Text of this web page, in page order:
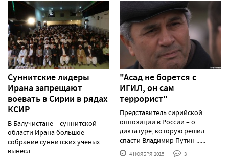
Cуннитские лидеры
Ирана запрещают
воевать в Сирии в рядах
КСИР
В Балучистане – суннитской
области Ирана большое
собрание суннитских учёных
вынесл......
"Асад не борется с
ИГИЛ, он сам
террорист"
Представитель сирийской
оппозиции в России – о
диктатуре, которую решил
спасти Владимир Путин ......
4 НОЯБРЯ'2015 3